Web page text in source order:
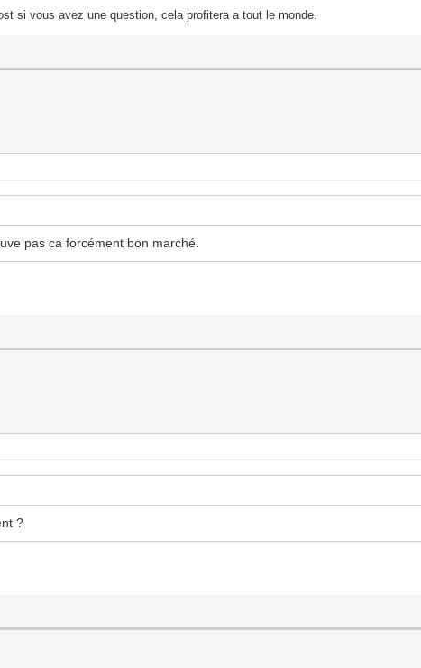
si vous avez une question, cela profitera a tout le monde.
pas ca forcément bon marché.
?